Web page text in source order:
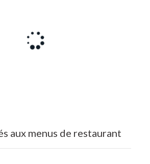
aux menus de restaurant